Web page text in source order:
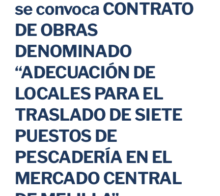
Promociones
se convoca CONTRATO
DE OBRAS
DENOMINADO
“ADECUACIÓN DE
LOCALES PARA EL
TRASLADO DE SIETE
PUESTOS DE
PESCADERÍA EN EL
MERCADO CENTRAL